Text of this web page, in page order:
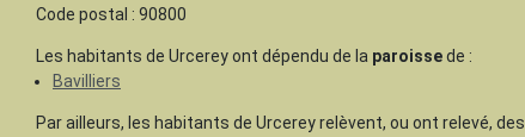
Code postal : 90800
Les habitants de Urcerey ont dépendu de la paroissede :
Bavilliers
Par ailleurs, les habitants de Urcerey relèvent, ou ont relevé, des